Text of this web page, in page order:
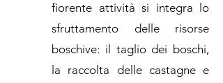
fiorente attività si integra lo
sfruttamento delle risorse
boschive: il taglio dei boschi,
la raccolta delle castagne e